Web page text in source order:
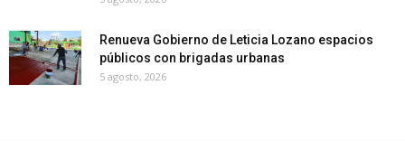
Renueva Gobierno de Leticia Lozano espacios
públicos con brigadas urbanas
5 agosto, 2026